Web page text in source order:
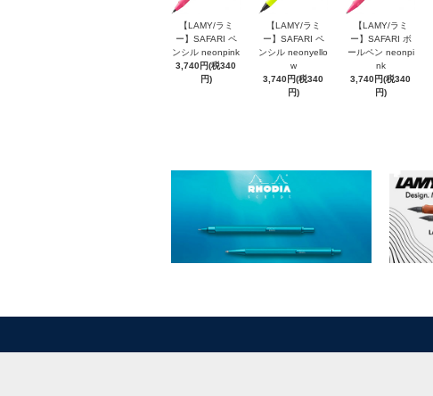
【LAMY/ラミ
ー】SAFARI ペ
ンシル neonpink
3,740円(税340
円)
【LAMY/ラミ
ー】SAFARI ペ
ンシル neonyello
w
3,740円(税340
円)
【LAMY/ラミ
ー】SAFARI ボ
ールペン neonpi
nk
3,740円(税340
円)